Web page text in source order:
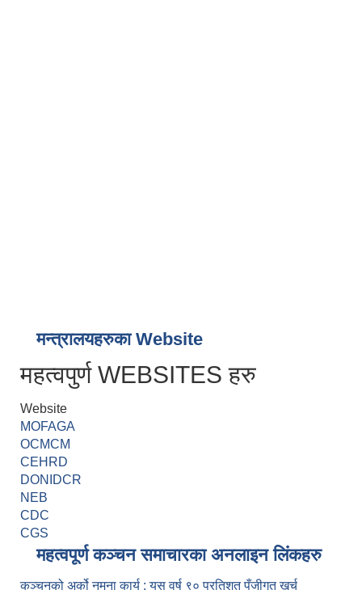
मन्त्रालयहरुका Website
महत्वपुर्ण WEBSITES हरु
Website
MOFAGA
OCMCM
CEHRD
DONIDCR
NEB
CDC
CGS
महत्वपूर्ण कञ्चन समाचारका अनलाइन लिंकहरु
कञ्चनको अर्को नमुना कार्य : यस वर्ष ९० प्रतिशत पुँजीगत खर्च